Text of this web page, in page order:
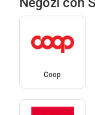
Coop